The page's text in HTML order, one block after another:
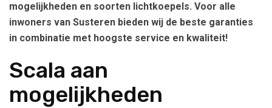
mogelijkheden en soorten lichtkoepels. Voor alle
inwoners van Susteren bieden wij de beste garanties
in combinatie met hoogste service en kwaliteit!
Scala aan
mogelijkheden